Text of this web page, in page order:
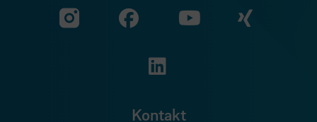
Zu unserer Facebook
Zu
Zu unserer
Kontakt